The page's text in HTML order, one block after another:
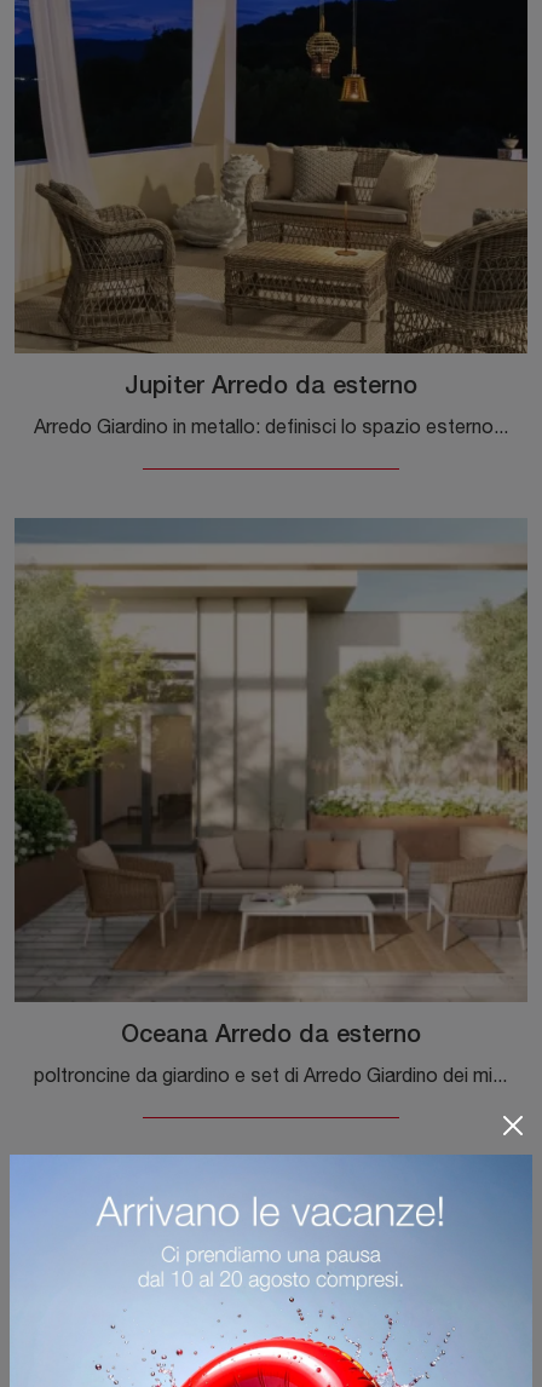
Jupiter Arredo da esterno
Arredo Giardino in metallo: definisci lo spazio esterno con svariate offerte di poltroncine da giardino del marchio Bizzotto.
Oceana Arredo da esterno
poltroncine da giardino e set di Arredo Giardino dei migliori produttori: ottieni informazioni sul modello Oceana Arredo da esterno di Bizzotto, ...